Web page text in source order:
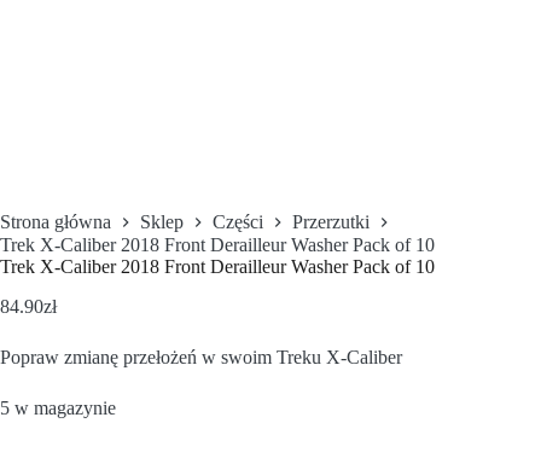
Strona główna Sklep Części
Przerzutki
Trek X-Caliber 2018 Front Derailleur Washer Pack of 10
Trek X-Caliber 2018 Front Derailleur Washer Pack of 10
84.90zł
Popraw zmianę przełożeń w swoim Treku X-Caliber
5 w magazynie